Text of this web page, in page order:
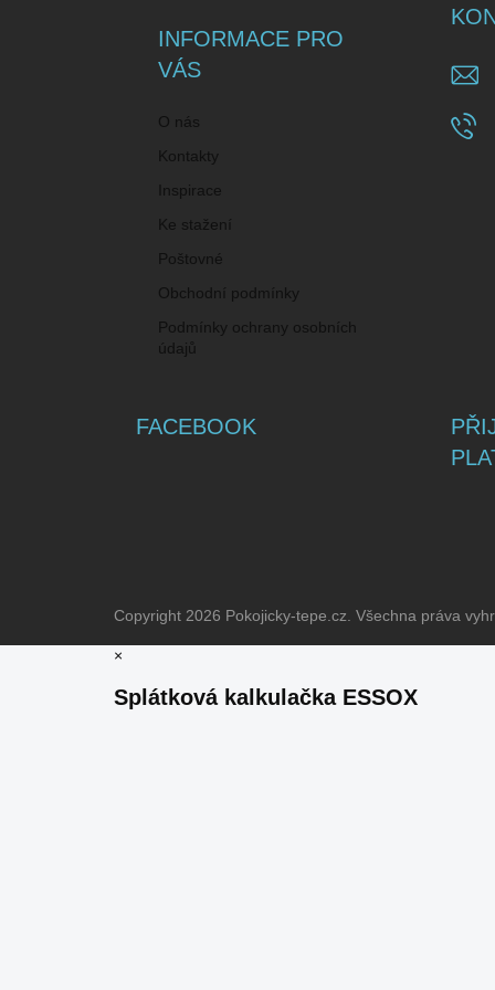
INFORMACE PRO
VÁS
O nás
Kontakty
Inspirace
Ke stažení
Poštovné
Obchodní podmínky
Podmínky ochrany osobních
údajů
FACEBOOK
Copyright 2026 Pokojicky-tepe.cz. Všechna práva
×
Splátková kalkulačka ESSOX